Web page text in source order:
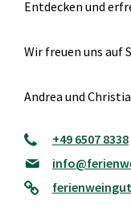
Entdecken und
Wir freuen uns auf
Andrea und
+49 6507 8338